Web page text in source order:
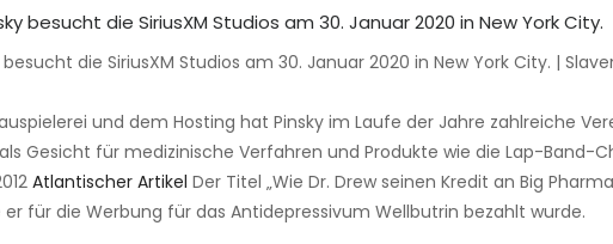
besucht die SiriusXM Studios am 30. Januar 2020 in New York City. |
und dem Hosting hat Pinsky im Laufe der Jahre zahlreiche
Gesicht für medizinische Verfahren und Produkte wie die Lap-Band-
Atlantischer Artikel Der Titel „Wie Dr. Drew seinen Kredit an Big
für die Werbung für das Antidepressivum Wellbutrin bezahlt wurde.